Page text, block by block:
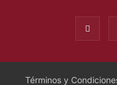
Términos y